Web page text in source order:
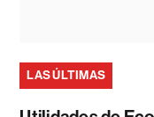
LAS ÚLTIMAS